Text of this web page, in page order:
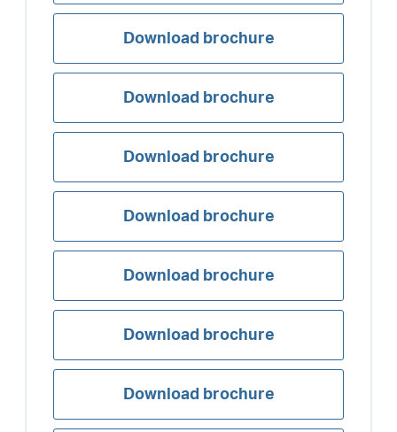
Download brochure
Download brochure
Download brochure
Download brochure
Download brochure
Download brochure
Download brochure